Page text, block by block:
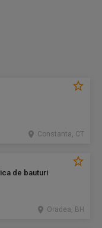
Constanta, CT
de bauturi
Oradea, BH